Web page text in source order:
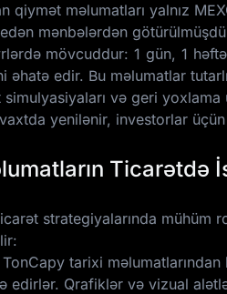
qiymət məlumatları yalnız
mənbələrdən
mövcuddur: 1 gün, 1 həftə
əhatə edir. Bu məlumatlar
və geri
yenilənir, investorlar
Ticarətdə
strategiyalarında mühüm
tarixi
edirlər. Qrafiklər və vizual